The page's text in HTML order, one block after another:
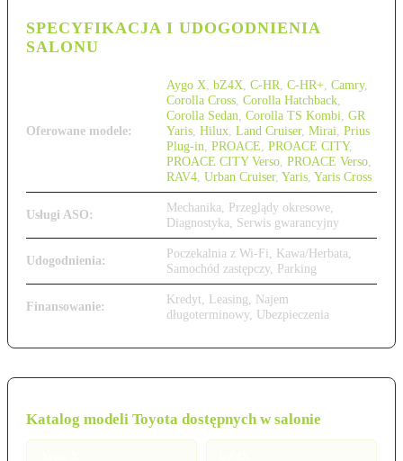
SPECYFIKACJA I UDOGODNIENIA
SALONU
Oferowane modele:
Aygo X bZ4X C-HR C-HR+ Camry,
Corolla Cross Corolla Hatchback
Corolla Sedan Corolla TS Kombi GR
Yaris Hilux Land Cruiser, Mirai Prius
Plug-in PROACE PROACE CITY,
PROACE CITY Verso PROACE Verso
RAV4 Urban Cruiser, Yaris Yaris Cross
Usługi ASO:
Mechanika, Przeglądy okresowe,
Diagnostyka, Serwis gwarancyjny
Udogodnienia:
Poczekalnia z Wi-Fi, Kawa/Herbata,
Samochód zastępczy, Parking
Finansowanie:
Kredyt, Leasing, Najem
długoterminowy, Ubezpieczenia
Katalog modeli Toyota dostępnych w salonie